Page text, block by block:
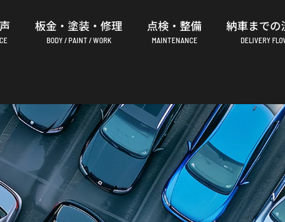
板金・塗装・修理
BODY / PAINT / WORK
点検・整備
MAINTENANCE
納車までの
DELIVERY